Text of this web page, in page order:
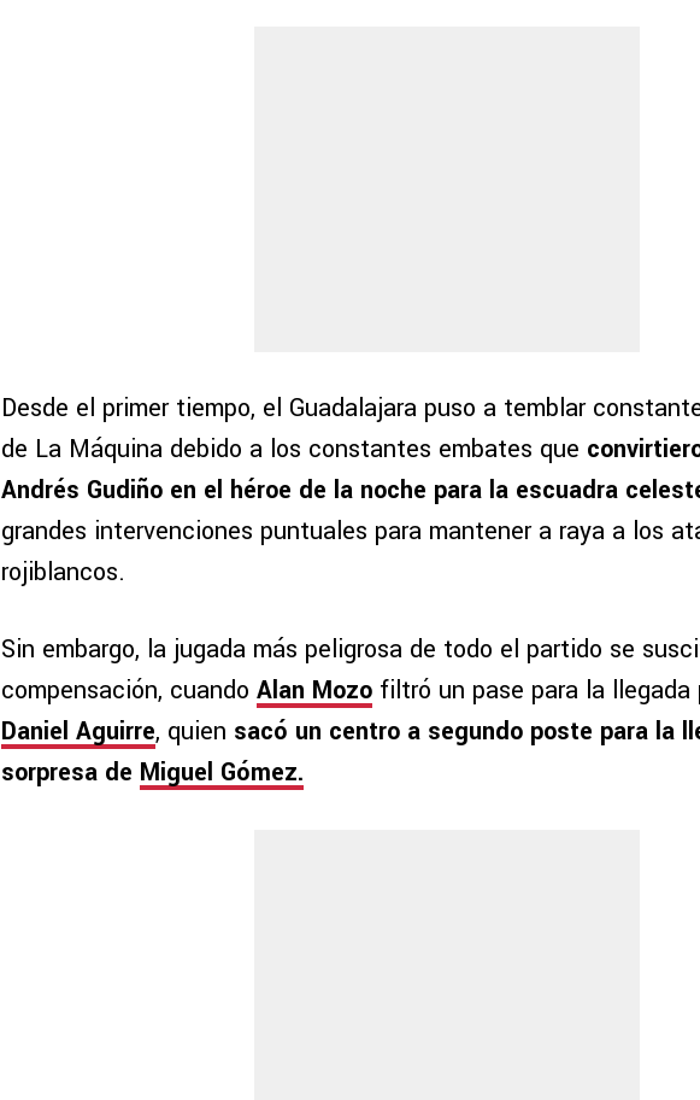
Desde el primer tiempo, el Guadalajara puso a temblar
de La Máquina debido a los constantes embates que
Andrés Gudiño en el héroe de la noche para la escuadra
grandes intervenciones puntuales para mantener a raya a los
rojiblancos.
Sin embargo, la jugada más peligrosa de todo el partido se
compensación, cuando Alan Mozo filtró un pase para la llegada
Daniel Aguirre, quien sacó un centro a segundo poste para la
sorpresa de Miguel Gómez.